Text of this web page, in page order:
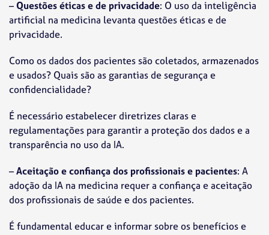
–Questões éticas e de privacidade: O uso da inteligência
artificial na medicina levanta questões éticas e de
privacidade.
Como os dados dos pacientes são coletados, armazenados
e usados? Quais são as garantias de segurança e
confidencialidade?
É necessário estabelecer diretrizes claras e
regulamentações para garantir a proteção dos dados e a
transparência no uso da IA.
–Aceitação e confiança dos profissionais e pacientes: A
adoção da IA na medicina requer a confiança e aceitação
dos profissionais de saúde e dos pacientes.
É fundamental educar e informar sobre os benefícios e